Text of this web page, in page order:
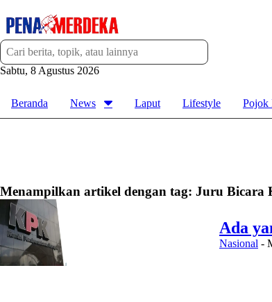
Sabtu, 8 Agustus 2026
Beranda News Laput Lifestyle Pojok
Menampilkan artikel dengan tag: Juru Bicara
Ada
Nasional -